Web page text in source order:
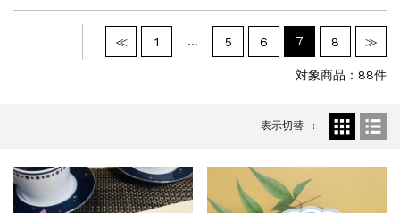
2026.6.16
出雲いちじく玉ゼリー...
≪ 1 … 5 6 7 8 ≫
対象商品：88件
表示切替